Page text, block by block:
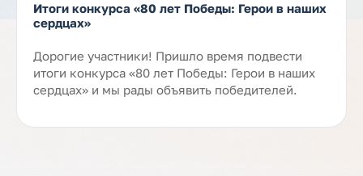
Итоги конкурса «80 лет Победы: Герои в наших
сердцах»
Дорогие участники! Пришло время подвести
итоги конкурса «80 лет Победы: Герои в наших
сердцах» и мы рады объявить победителей.